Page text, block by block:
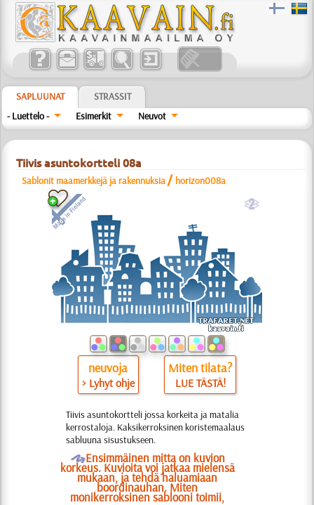
SAPLUUNAT
STRASSIT
- Luettelo -
Esimerkit Neuvot
Tiivis asuntokortteli 08а
Sablonit maamerkkejä ja rakennuksia / horizon008a
b
neuvoja
> Lyhyt ohje
Miten tilata?
LUE TÄSTÄ!
Tiivis asuntokortteli jossa korkeita ja matalia
kerrostaloja. Kaksikerroksinen koristemaalaus
sabluuna sisustukseen.
OEnsimmäinen mitta on kuvion
korkeus. Kuvioita voi jatkaa mielensä
mukaan, ja tehdä haluamiaan
boordinauhan. Miten
monikerroksinen sablooni toimii,